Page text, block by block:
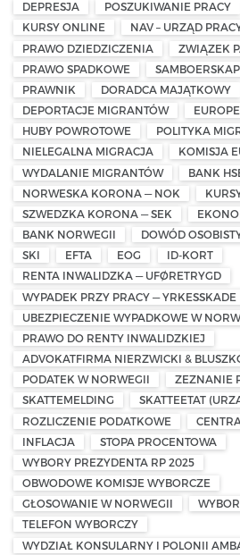
DEPRESJA
POSZUKIWANIE PRACY
KURSY ONLINE
NAV – URZĄD
PRAWO DZIEDZICZENIA
ZWIĄZEK
PRAWO SPADKOWE
SAMBOERSKAP
PRAWNIK
DORADCA MAJĄTKOWY
DEPORTACJE MIGRANTÓW
HUBY POWROTOWE
POLITYKA
NIELEGALNA MIGRACJA
KOMISJA
WYDALANIE MIGRANTÓW
BANK
NORWESKA KORONA — NOK
SZWEDZKA KORONA — SEK
BANK NORWEGII
DOWÓD
SKI
EFTA EOG
ID-KORT
RENTA INWALIDZKA — UFØRETRYGD
WYPADEK PRZY PRACY — YRKESSKADE
UBEZPIECZENIE WYPADKOWE W
PRAWO DO RENTY INWALIDZKIEJ
ADVOKATFIRMA NIERZWICKI &
PODATEK W NORWEGII
ZEZNANIE
SKATTEMELDING
SKATTEETAT
ROZLICZENIE PODATKOWE
INFLACJA
STOPA PROCENTOWA
WYBORY PREZYDENTA RP 2025
OBWODOWE KOMISJE WYBORCZE
GŁOSOWANIE W NORWEGII
TELEFON WYBORCZY
WYDZIAŁ KONSULARNY I POLONII